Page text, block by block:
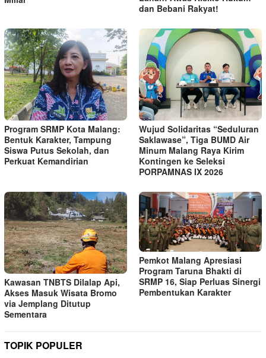
dan Bebani Rakyat!
Program SRMP Kota Malang:
Bentuk Karakter, Tampung
Siswa Putus Sekolah, dan
Perkuat Kemandirian
Wujud Solidaritas “Seduluran
Saklawase”, Tiga BUMD Air
Minum Malang Raya Kirim
Kontingen ke Seleksi
PORPAMNAS IX 2026
Kawasan TNBTS Dilalap Api,
Akses Masuk Wisata Bromo
via Jemplang Ditutup
Sementara
Pemkot Malang Apresiasi
Program Taruna Bhakti di
SRMP 16, Siap Perluas Sinergi
Pembentukan Karakter
TOPIK POPULER